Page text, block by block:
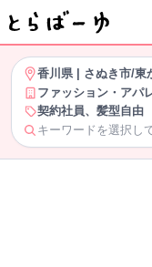
香川県| さぬき市/東
ファッション・アパ
契約社員、髪型自由
キーワードを選択し